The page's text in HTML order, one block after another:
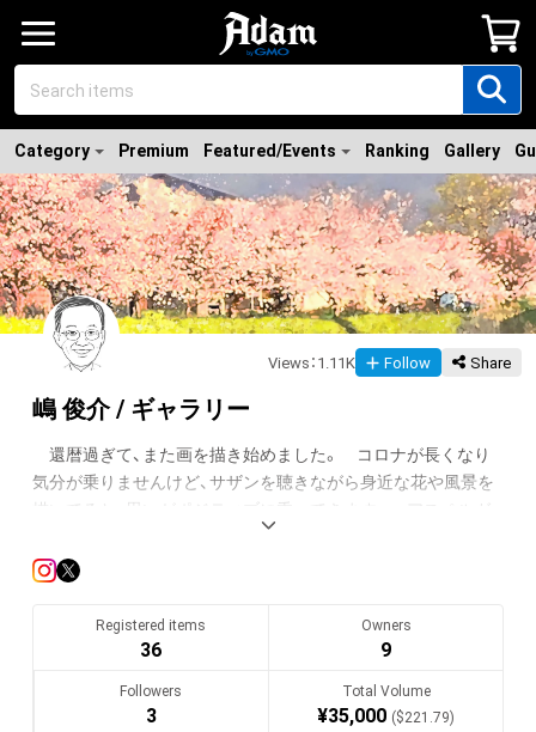
Category Premium Featured/Events Ranking Gallery
Views ： 1.11K Follow Share
嶋 俊介 / ギャラリー
還暦過ぎて、また画を描き始めました。　コロナが長くなり
気分が乗りませんけど、サザンを聴きながら身近な花や風景を
描いてると、思いがポジティブに乗ってきます。　アスペルガ
描き貯めています。　皆さん、どうぞ宜しくお願いします (^^♪
Registered items
36
Owners
9
Followers
3
Total Volume
¥35,000 ($221.79)